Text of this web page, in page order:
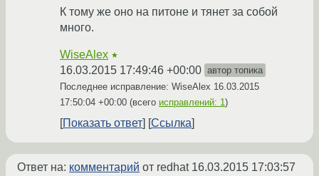
К тому же оно на питоне и тянет за собой
много.
WiseAlex ★
16.03.2015 17:49:46 +00:00 автор топика
Последнее исправление: WiseAlex 16.03.2015
17:50:04 +00:00 (всего исправлений: 1)
Показать ответ Ссылка
Ответ на: комментарий от redhat 16.03.2015 17:03:57